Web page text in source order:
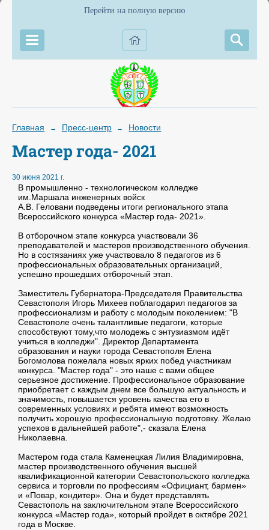
Перейти на полную версию
Главная → Пресс-центр → Новости
Мастер года- 2021
30 июня 2021 г.
В промышленно - технологическом колледже
им.Маршала инженерных войск
А.В. Геловани подведены итоги регионального этапа
Всероссийского конкурса «Мастер года- 2021».
В отборочном этапе конкурса участвовали 36
преподавателей и мастеров производственного обучения.
Но в состязаниях уже участвовало 8 педагогов из 6
профессиональных образовательных организаций,
успешно прошедших отборочный этап.
Заместитель Губернатора-Председателя Правительства
Севастополя Игорь Михеев поблагодарил педагогов за
профессионализм и работу с молодым поколением: "В
Севастополе очень талантливые педагоги, которые
способствуют тому,что молодежь с энтузиазмом идёт
учиться в колледжи". Директор Департамента
образования и науки города Севастополя Елена
Богомолова пожелала новых ярких побед участникам
конкурса. "Мастер года" - это наше с вами общее
серьезное достижение. Профессиональное образование
приобретает с каждым днем все большую актуальность и
значимость, повышается уровень качества его в
современных условиях и ребята имеют возможность
получить хорошую профессиональную подготовку. Желаю
успехов в дальнейшей работе",- сказала Елена
Николаевна.
Мастером года стала Каменецкая Лилия Владимировна,
мастер производственного обучения высшей
квалификационной категории Севастопольского колледжа
сервиса и торговли по профессиям «Официант, бармен»
и «Повар, кондитер». Она и будет представлять
Севастополь на заключительном этапе Всероссийского
конкурса «Мастер года», который пройдет в октябре 2021
года в Москве.